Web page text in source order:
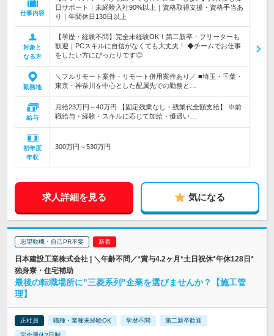
仕事内容
日サポート｜未経験入社90%以上｜資格取得支援・資格手当あ
り｜年間休日130日以上
対象と
なる方
【学歴・経験不問】完全未経験OK！第二新卒・フリーターも
歓迎｜PCスキルに自信がなくても大丈夫！ ◆チームでお仕事
をしたい方にぴったりです◎
勤務地
＼フルリモート案件・リモート併用案件あり／ ■埼玉・千葉・
東京・神奈川を中心とした配属先での勤務と…
給与
月給23万円～40万円 【固定残業なし・残業代全額支給】 ※前
職給与・経験・スキルに応じて加給・優遇い…
初年度
年収
300万円～530万円
求人詳細を見る 気になる
志望動機・自己PR不要
日本建設工業株式会社 | ＼年齢不問／*賞与4.2ヶ月*土日祝休*年休128日*
独身寮・住宅補助
最後の転職場所に"三菱系列"企業を選びませんか？【施工管
理】
正社員 職種・業種未経験OK 学歴不問 第二新卒歓迎